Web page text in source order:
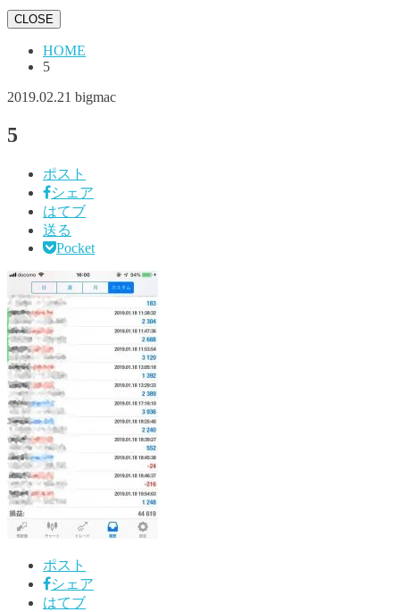
CLOSE
HOME
5
2019.02.21 bigmac
5
ポスト
シェア
はてブ
送る
Pocket
ポスト
シェア
はてブ